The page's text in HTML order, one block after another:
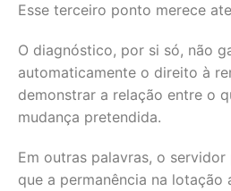
Esse terceiro ponto merece
O diagnóstico, por si só, não
automaticamente o direito à
demonstrar a relação entre o
mudança pretendida.
Em outras palavras, o
que a permanência na lotação